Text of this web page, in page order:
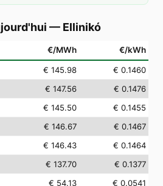
— Ellinikó
€/MWh €/kWh
€ 145.98
€ 0.1460
€ 147.56
€ 0.1476
€ 145.50
€ 0.1455
€ 146.67
€ 0.1467
€ 146.43
€ 0.1464
€ 137.70
€ 0.1377
€ 54.13
€ 0.0541